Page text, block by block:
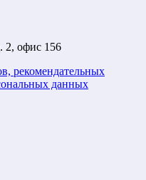
2, офис 156
рекомендательных
данных